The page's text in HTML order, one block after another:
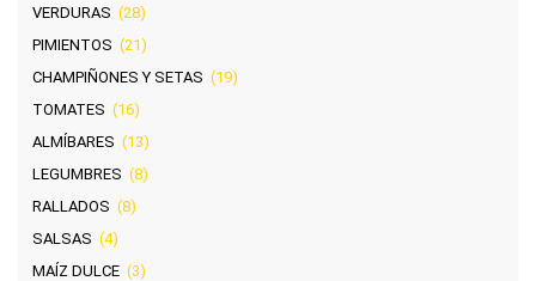
VERDURAS (28)
PIMIENTOS (21)
CHAMPIÑONES Y SETAS (19)
TOMATES (16)
ALMÍBARES (13)
LEGUMBRES (8)
RALLADOS (8)
SALSAS (4)
MAÍZ DULCE (3)